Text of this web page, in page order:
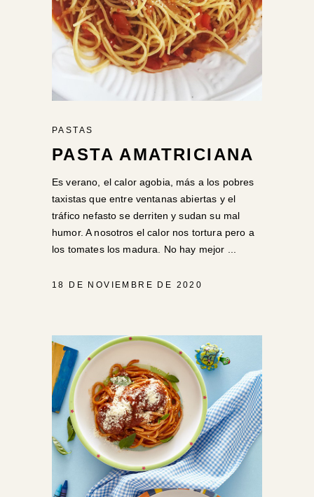
PASTAS
PASTA AMATRICIANA
Es verano, el calor agobia, más a los pobres
taxistas que entre ventanas abiertas y el
tráfico nefasto se derriten y sudan su mal
humor. A nosotros el calor nos tortura pero a
los tomates los madura. No hay mejor
18 DE NOVIEMBRE DE 2020